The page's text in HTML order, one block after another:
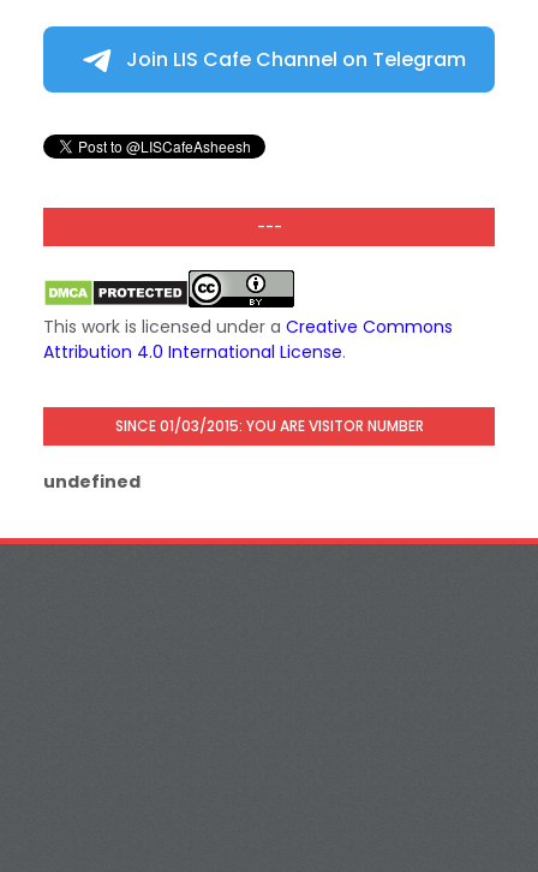
Join LIS Cafe Channel on Telegram
---
This work is licensed under a Creative Commons
Attribution 4.0 International License.
SINCE 01/03/2015: YOU ARE VISITOR NUMBER
undefined